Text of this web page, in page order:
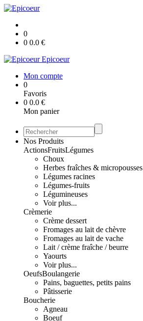
0
0 0.0 €
Epicoeur
Mon compte
0
Favoris
0 0.0 €
Mon panier
Nos Produits
ActionsFruitsLégumes
Choux
Herbes fraîches & micropousses
Légumes racines
Légumes-fruits
Légumineuses
Voir plus...
Crèmerie
Crème dessert
Fromages au lait de chèvre
Fromages au lait de vache
Lait / crème fraîche / beurre
Yaourts
Voir plus...
OeufsBoulangerie
Pains, baguettes, petits pains
Pâtisserie
Boucherie
Agneau
Boeuf